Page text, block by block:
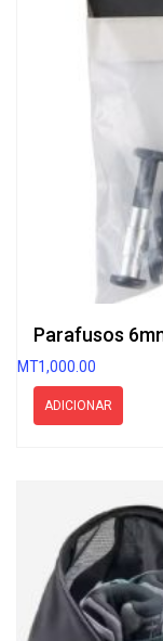
Parafusos
MT1,000.00
ADICIONAR